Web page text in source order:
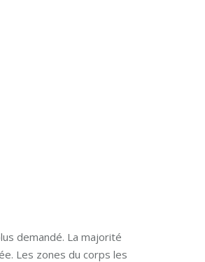
demandé. La majorité
Les zones du corps les